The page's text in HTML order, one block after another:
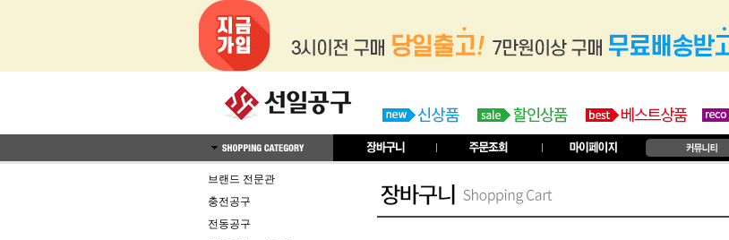
브랜드 전문관
충전공구
전동공구